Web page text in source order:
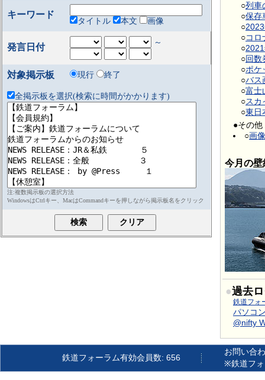
キーワード
タイトル 本文 画像
発言日付 ～
対象掲示板 現行 終了
全掲示板を選択(検索に時間がかかります)
注:複数掲示板の選択方法
WindowsはCtrlキー、MacはCommandキーを押しながら掲示板名をクリック
○列車
○保存
○
○コロ
○
○回数
○ポケ
○バス
○富士
○スカ
○東日
●その他
○画
今月の壁
●過去
鉄道フォ
パソコ
@nifty
鉄道フォーラム有効会員数: 656
お問い合
※鉄道フォ